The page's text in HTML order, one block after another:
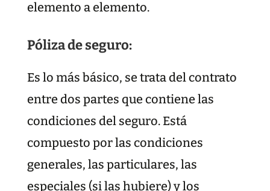
elemento a elemento.
Póliza de seguro:
Es lo más básico, se trata del contrato
entre dos partes que contiene las
condiciones del seguro. Está
compuesto por las condiciones
generales, las particulares, las
especiales (si las hubiere) y los